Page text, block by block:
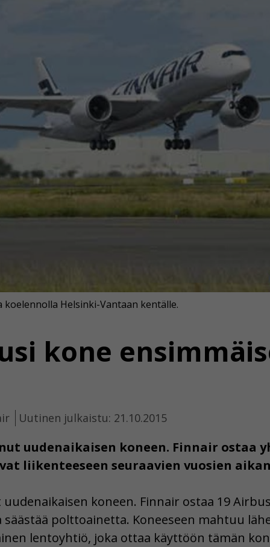
kone
Uutinen julkaistu: 21.10.2015
uudenaikaisen koneen. Finnair ostaa
liikenteeseen seuraavien vuosien
Helsinki-Vantaan kentälle.
koneen. Finnair ostaa 19
polttoainetta. Koneeseen mahtuu
lentoyhtiö, joka ottaa käyttöön tämän